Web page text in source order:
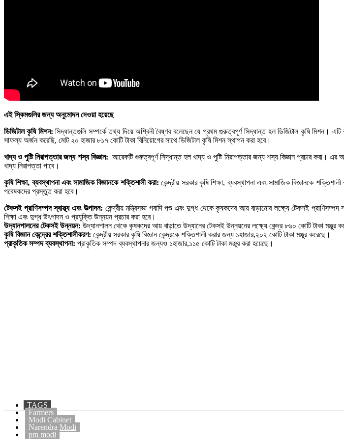
এই স্কিমগুলির জন্য অনুমোদন দেওয়া হয়েছে
ডিজিটাল কৃষি মিশন: সিদ্ধান্তগুলি সম্পর্কে তথ্য দিয়ে অশ্বিনী বৈষ্ণব বলেছেন যে প্রথম গুরুত্বপূর্ণ সিদ্ধান্ত হল ডিজিটাল কৃষি মিশন।
সাফল্য অর্জন করেছি, মোট ২০ হাজার ৮১৭ কোটি টাকা বিনিয়োগের সাথে ডিজিটাল কৃষি মিশন স্থাপন করা হবে।
খাদ্য ও পুষ্টি নিরাপত্তার জন্য শস্য বিজ্ঞান: আরেকটি গুরুত্বপূর্ণ সিদ্ধান্ত হল খাদ্য ও পুষ্টি নিরাপত্তার জন্য শস্য বিজ্ঞান প্রচার করা।
খাদ্য নিরাপত্তা পাবে।
কৃষি শিক্ষা, ব্যবস্থাপনা এবং সামাজিক বিজ্ঞানকে শক্তিশালী করা: কেন্দ্রীয় সরকার কৃষি শিক্ষা, ব্যবস্থাপনা এবং সামাজিক বিজ্ঞানকে
গবেষকদের প্রস্তুত করা হবে।
টেকসই প্রাণিসম্পদ স্বাস্থ্য এবং উত্পাদন: কেন্দ্রীয় মন্ত্রিসভা গবাদি পশু এবং দুগ্ধ থেকে কৃষকদের আয় বাড়ানোর লক্ষ্যে টেকসই
শিক্ষা এবং দুগ্ধ উৎপাদন ও প্রযুক্তি উন্নয়ন প্রচার করা হবে।
উদ্যানপালনের টেকসই উন্নয়ন: উদ্যানপালন থেকে কৃষকদের আয় বাড়াতে উদ্যানের টেকসই উন্নয়নের লক্ষ্যে কেন্দ্র ৮৬০ কোটি টাকা মঞ্জুর
কৃষি বিজ্ঞান কেন্দ্রের শক্তিশালীকরণ: কেন্দ্রীয় সরকার কৃষি বিজ্ঞান কেন্দ্রকে শক্তিশালী করার জন্য ১হাজার,২০২ কোটি টাকা মঞ্জুর করেছে।
প্রাকৃতিক সম্পদ ব্যবস্থাপনা: প্রাকৃতিক সম্পদ ব্যবস্থাপনার জন্যও ১হাজার,১১৫ কোটি টাকা মঞ্জুর করা হয়েছে।
TAGS
Farmers
Modi Cabinet
Narendra Modi
pm modi